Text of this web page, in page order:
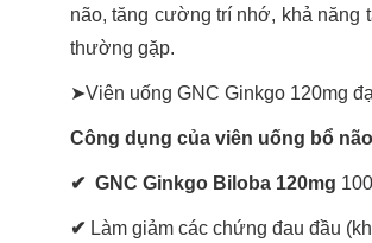
não, tăng cường trí nhớ, khả năng
thường gặp.
➤Viên uống GNC Ginkgo 120mg
Công dụng của viên uống bổ
✔ GNC Ginkgo Biloba 120mg
✔ Làm giảm các chứng đau đầu